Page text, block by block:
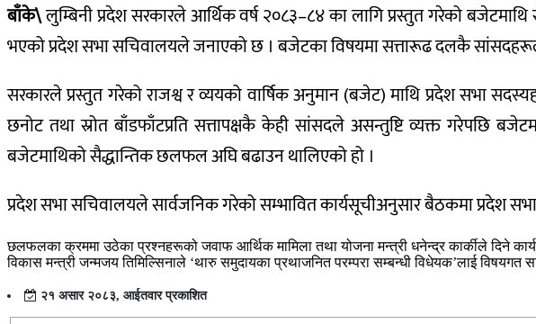
बाँके\लुम्बिनी प्रदेश सरकारले आर्थिक वर्ष २०८३–८४ का लागि प्रस्तुत गरेको
भएको प्रदेश सभा सचिवालयले जनाएको छ । बजेटका विषयमा सत्तारूढ दलकै
सरकारले प्रस्तुत गरेको राजश्व र व्ययको वार्षिक अनुमान (बजेट) माथि प्रदेश सभा
छनोट तथा स्रोत बाँडफाँटप्रति सत्तापक्षकै केही सांसदले असन्तुष्टि व्यक्त
बजेटमाथिको सैद्धान्तिक छलफल अघि बढाउन थालिएको हो ।
प्रदेश सभा सचिवालयले सार्वजनिक गरेको सम्भावित कार्यसूचीअनुसार बैठकमा प्रदेश
छलफलका क्रममा उठेका प्रश्नहरूको जवाफ आर्थिक मामिला तथा योजना मन्त्री धनेन्द्र कार्कीले दिने
विकास मन्त्री जन्मजय तिमिल्सिनाले ‘थारु समुदायका प्रथाजनित परम्परा सम्बन्धी विधेयक’लाई विषयगत
२१ असार २०८३, आईतवार प्रकाशित